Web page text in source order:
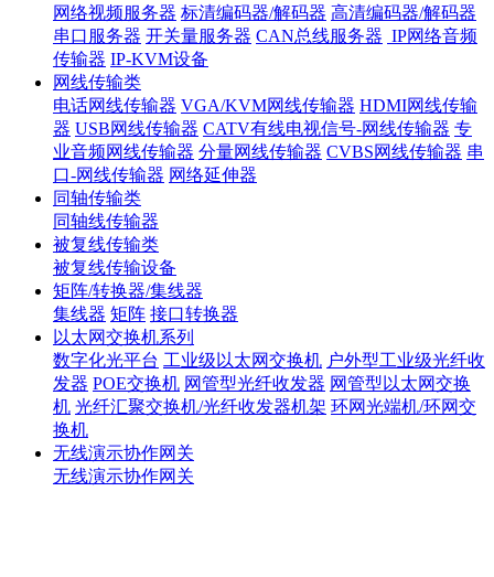
网络视频服务器 标清编码器/解码器 高清编码器/解码器
串口服务器 开关量服务器 CAN总线服务器 IP网络音频
传输器 IP-KVM设备
网线传输类
电话网线传输器 VGA/KVM网线传输器 HDMI网线传输
器 USB网线传输器 CATV有线电视信号-网线传输器 专
业音频网线传输器 分量网线传输器 CVBS网线传输器 串
口-网线传输器 网络延伸器
同轴传输类
同轴线传输器
被复线传输类
被复线传输设备
矩阵/转换器/集线器
集线器 矩阵 接口转换器
以太网交换机系列
数字化光平台 工业级以太网交换机 户外型工业级光纤收
发器 POE交换机 网管型光纤收发器 网管型以太网交换
机 光纤汇聚交换机/光纤收发器机架 环网光端机/环网交
换机
无线演示协作网关
无线演示协作网关